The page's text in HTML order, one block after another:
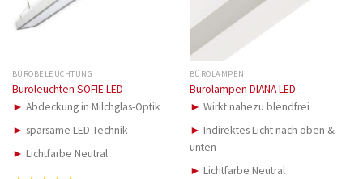
BÜROBELEUCHTUNG
Büroleuchten SOFIE LED
► Abdeckung in Milchglas-Optik
► sparsame LED-Technik
► Lichtfarbe Neutral
BÜROLAMPEN
Bürolampen DIANA LED
► Wirkt nahezu blendfrei
► Indirektes Licht nach oben &
unten
► Lichtfarbe Neutral